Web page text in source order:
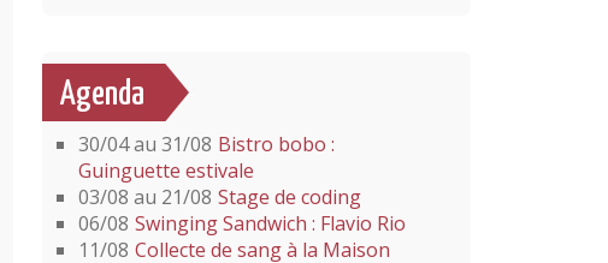
Agenda
30/04 au 31/08 Bistro bobo :
Guinguette estivale
03/08 au 21/08 Stage de coding
06/08 Swinging Sandwich : Flavio Rio
11/08 Collecte de sang à la Maison